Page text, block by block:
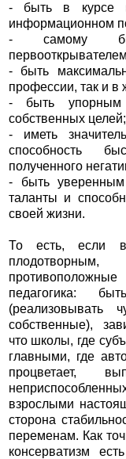
- быть в курсе
информационном
- самому
- быть
профессии, так и в
- быть упорным
собственных целей;
- иметь
способность
полученного
- быть уверенным
таланты и
своей жизни.
То есть, если
педагогика:
(реализовывать
собственные),
что школы, где
главными, где
процветает,
взрослыми
сторона
переменам. Как
консерватизм